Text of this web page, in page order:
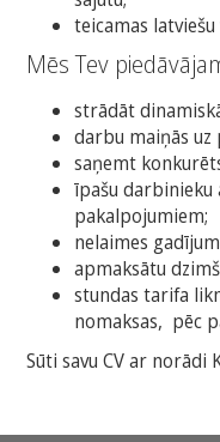
teicamas latviešu
Mēs Tev
strādāt
darbu maiņās uz
saņemt
īpašu darbinieku
pakalpojumiem;
nelaimes
apmaksātu
stundas tarifa
nomaksas, pēc
Sūti savu CV ar norādi